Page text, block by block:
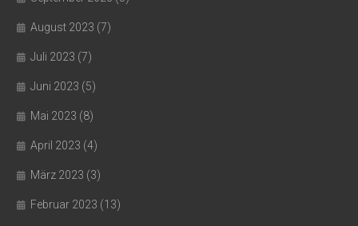
August 2023 (7)
Juli 2023 (7)
Juni 2023 (5)
Mai 2023 (8)
April 2023 (4)
März 2023 (3)
Februar 2023 (13)